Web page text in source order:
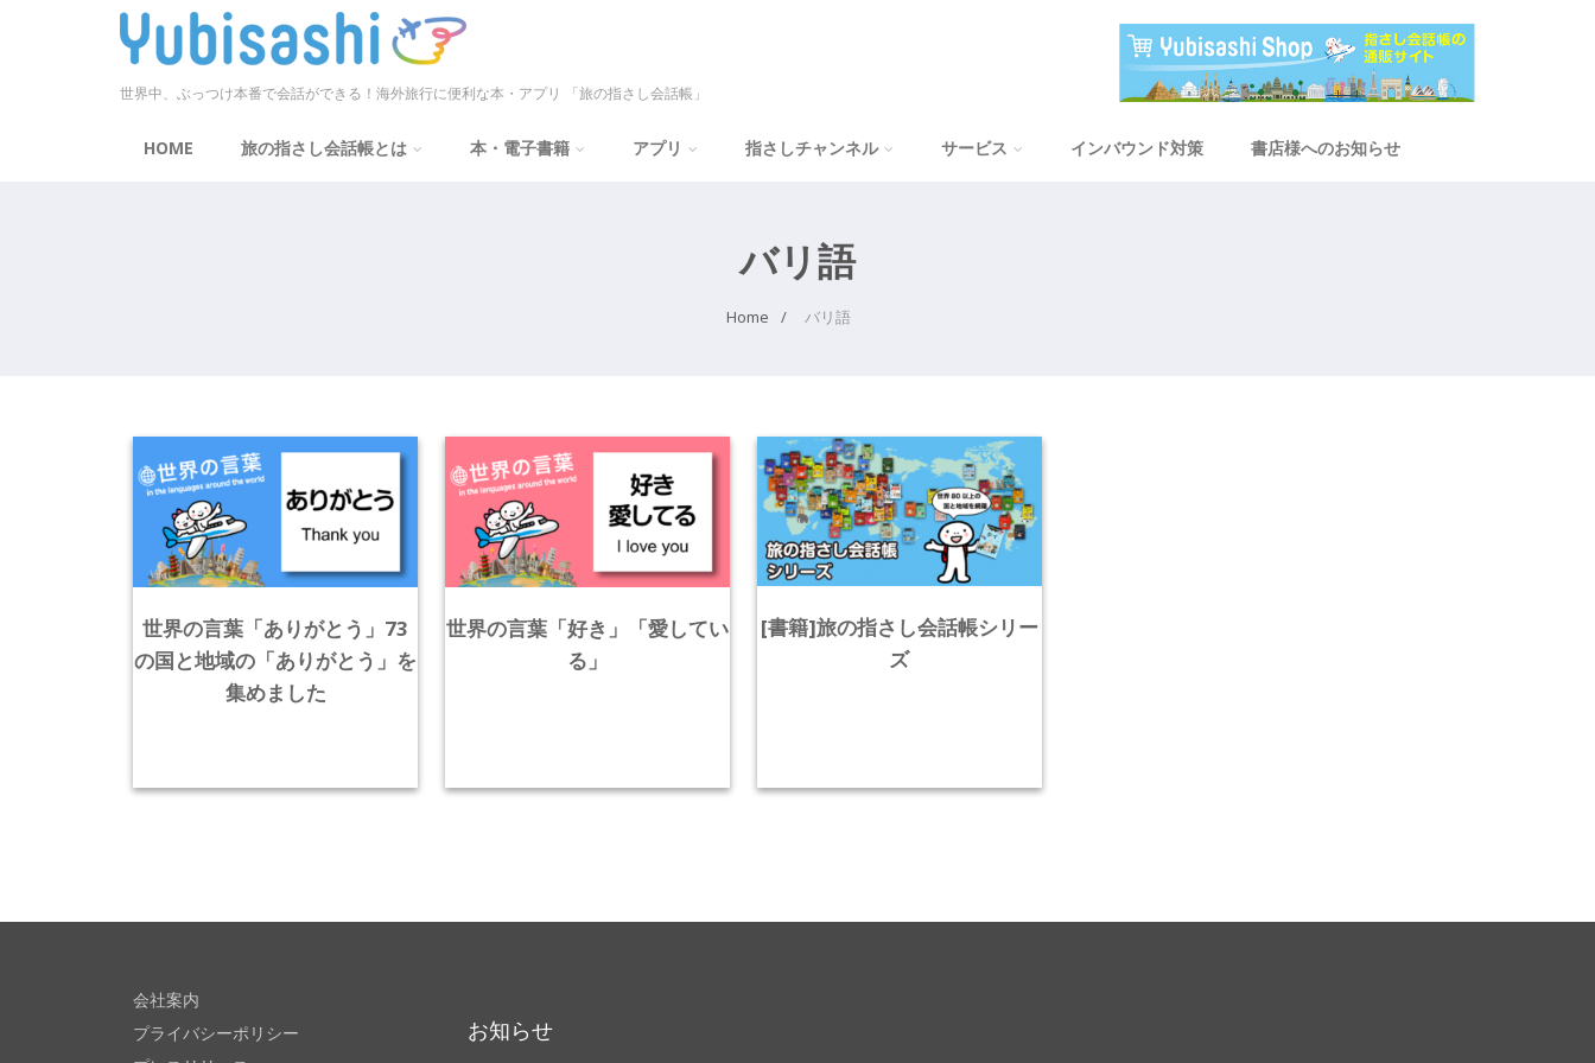
世界中、ぶっつけ本番で会話ができる！海外旅行に便利な本・アプリ 「旅の指さし会話帳」
HOME 旅の指さし会話帳とは 本・電子書籍 アプリ 指さしチャンネル サービス インバウンド対策 書店様へのお知らせ
バリ語
Home バリ語
世界の言葉「ありがとう」73
の国と地域の「ありがとう」を
集めました
世界の言葉「好き」「愛してい
る」
[書籍]旅の指さし会話帳シリー
ズ
会社案内
プライバシーポリシー
お知らせ